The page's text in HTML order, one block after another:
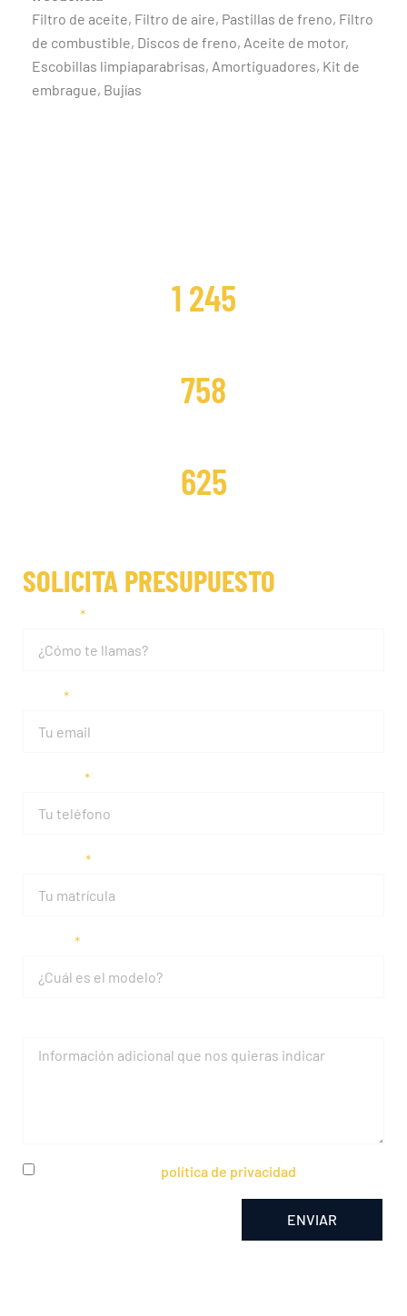
Filtro de aceite, Filtro de aire, Pastillas de freno, Filtro
de combustible, Discos de freno, Aceite de motor,
Escobillas limpiaparabrisas, Amortiguadores, Kit de
embrague, Bujías
SOLICITA PRESUPUESTO
política de privacidad
ENVIAR
1 245
758
625